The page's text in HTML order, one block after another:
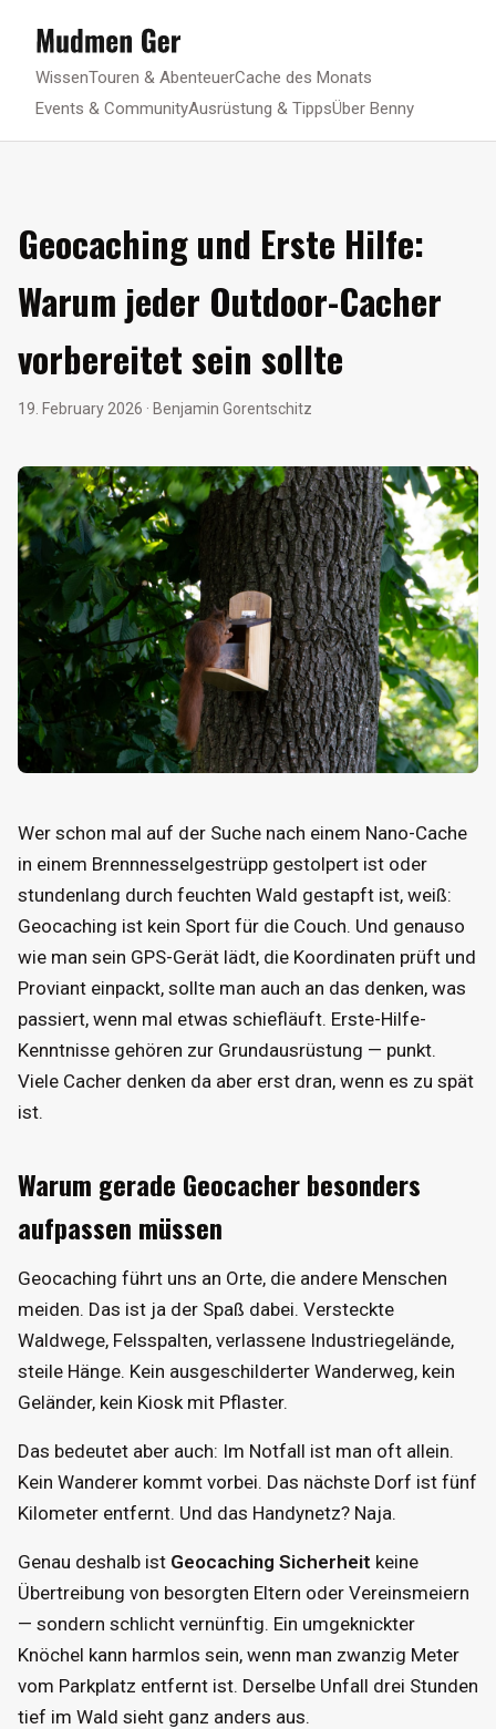
WissenTouren & AbenteuerCache des Monats
Events & CommunityAusrüstung & TippsÜber Benny
Geocaching und Erste Hilfe:
Warum jeder Outdoor-Cacher
vorbereitet sein sollte
19. February 2026 · Benjamin Gorentschitz
Wer schon mal auf der Suche nach einem Nano-Cache
in einem Brennnesselgestrüpp gestolpert ist oder
stundenlang durch feuchten Wald gestapft ist, weiß:
Geocaching ist kein Sport für die Couch. Und genauso
wie man sein GPS-Gerät lädt, die Koordinaten prüft und
Proviant einpackt, sollte man auch an das denken, was
passiert, wenn mal etwas schiefläuft. Erste-Hilfe-
Kenntnisse gehören zur Grundausrüstung — punkt.
Viele Cacher denken da aber erst dran, wenn es zu spät
ist.
Warum gerade Geocacher besonders
aufpassen müssen
Geocaching führt uns an Orte, die andere Menschen
meiden. Das ist ja der Spaß dabei. Versteckte
Waldwege, Felsspalten, verlassene Industriegelände,
steile Hänge. Kein ausgeschilderter Wanderweg, kein
Geländer, kein Kiosk mit Pflaster.
Das bedeutet aber auch: Im Notfall ist man oft allein.
Kein Wanderer kommt vorbei. Das nächste Dorf ist fünf
Kilometer entfernt. Und das Handynetz? Naja.
Genau deshalb ist Geocaching Sicherheit keine
Übertreibung von besorgten Eltern oder Vereinsmeiern
— sondern schlicht vernünftig. Ein umgeknickter
Knöchel kann harmlos sein, wenn man zwanzig Meter
vom Parkplatz entfernt ist. Derselbe Unfall drei Stunden
tief im Wald sieht ganz anders aus.